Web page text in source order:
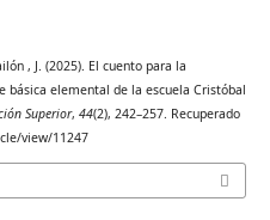
, J. (2025). El cuento para la
básica elemental de la escuela Cristóbal
Superior, 44(2), 242–257. Recuperado
view/11247